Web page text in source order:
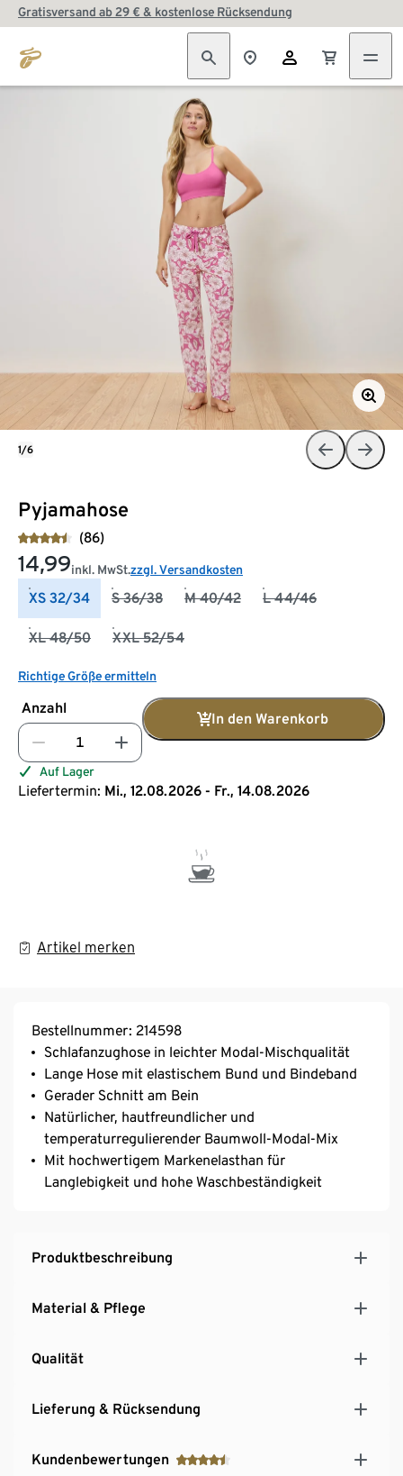
Gratisversand ab 29 € & kostenlose Rücksendung
Pyjamahose
(86)
14,99inkl. MwSt.zzgl. Versandkosten
XS 32/34 S 36/38 M 40/42 L 44/46
XL 48/50 XXL 52/54
Richtige Größe ermitteln
Anzahl
In den Warenkorb
Auf Lager
Liefertermin: Mi., 12.08.2026 - Fr., 14.08.2026
Artikel merken
1/6
Bestellnummer: 214598
Schlafanzughose in leichter Modal-Mischqualität
Lange Hose mit elastischem Bund und Bindeband
Gerader Schnitt am Bein
Natürlicher, hautfreundlicher und
temperaturregulierender Baumwoll-Modal-Mix
Mit hochwertigem Markenelasthan für
Langlebigkeit und hohe Waschbeständigkeit
Produktbeschreibung
Material & Pflege
Qualität
Lieferung & Rücksendung
Kundenbewertungen